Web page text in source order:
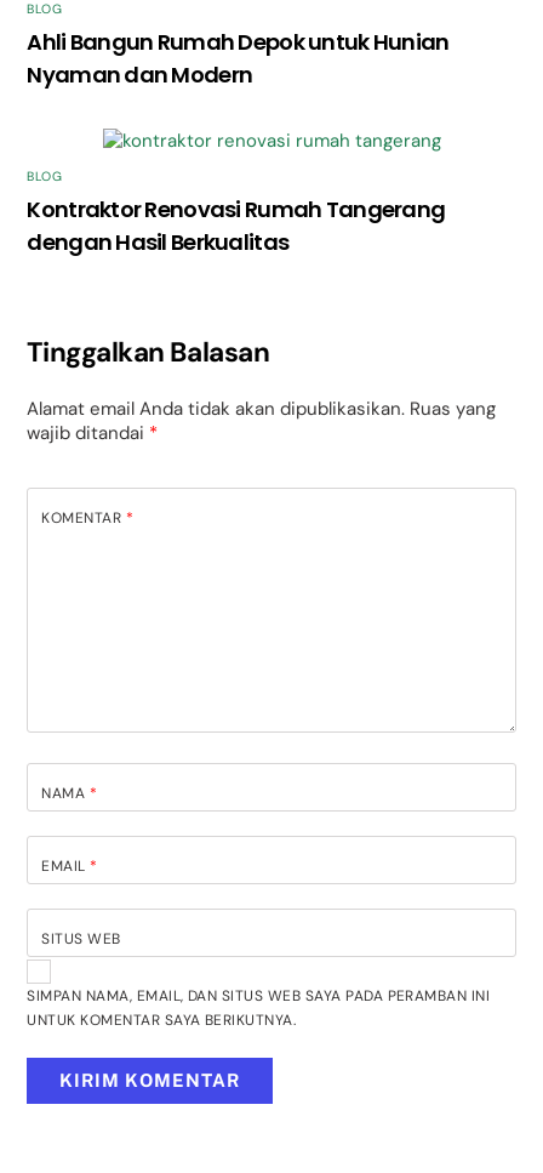
BLOG
Ahli Bangun Rumah Depok untuk Hunian
Nyaman dan Modern
BLOG
Kontraktor Renovasi Rumah Tangerang
dengan Hasil Berkualitas
Tinggalkan Balasan
Alamat email Anda tidak akan dipublikasikan. Ruas yang
wajib ditandai *
KOMENTAR *
NAMA *
EMAIL *
SITUS WEB
SIMPAN NAMA, EMAIL, DAN SITUS WEB SAYA PADA PERAMBAN INI
UNTUK KOMENTAR SAYA BERIKUTNYA.